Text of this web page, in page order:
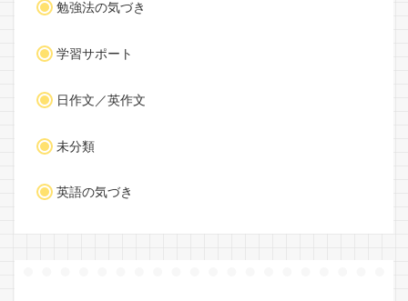
勉強法の気づき
学習サポート
日作文／英作文
未分類
英語の気づき